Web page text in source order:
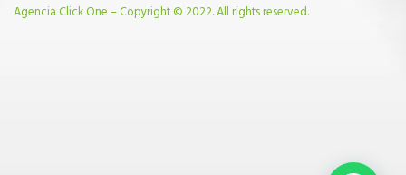
Agencia Click One – Copyright © 2022. All rights reserved.